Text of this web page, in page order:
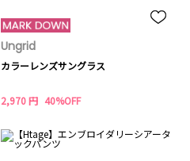
Ungrid
カラーレンズサングラス
2,970 円 40%OFF